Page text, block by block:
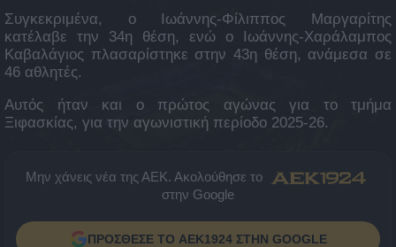
Συγκεκριμένα, ο Ιωάννης-Φίλιππος Μαργαρίτης
κατέλαβε την 34η θέση, ενώ ο Ιωάννης-Χαράλαμπος
Καβαλάγιος πλασαρίστηκε στην 43η θέση, ανάμεσα σε
46 αθλητές.
Αυτός ήταν και ο πρώτος αγώνας για το τμήμα
Ξιφασκίας, για την αγωνιστική περίοδο 2025-26.
Μην χάνεις νέα της ΑΕΚ. Ακολούθησε το
στην Google
ΠΡΟΣΘΕΣΕ ΤΟ AEK1924 ΣΤΗΝ GOOGLE